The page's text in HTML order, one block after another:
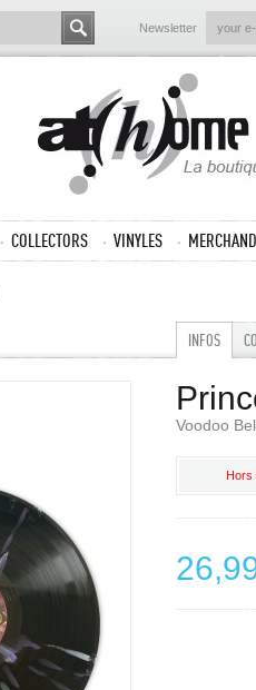
Newsletter
COLLECTORS VINYLES
INFOS
Voodoo
Hors